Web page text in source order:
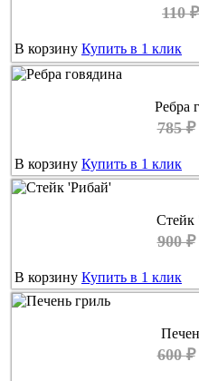
110 ₽
В корзину Купить в 1 клик
Ребра
785 ₽
В корзину Купить в 1 клик
Стейк
900 ₽
В корзину Купить в 1 клик
600 ₽